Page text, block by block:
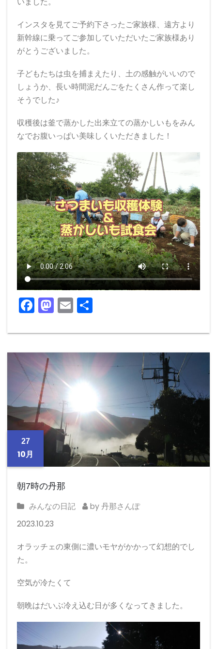
インスタを見てご予約下さったご家族様、遠方より
新幹線に乗ってご参加していただいたご家族様あり
がとうございました。
子どもたちは虫を捕まえたり、土の感触がいいので
しょうか、長い時間泥だんごをたくさん作って楽し
そうでした♪
収穫後は釜で蒸かした出来立ての蒸かしいもをみん
なでお腹いっぱい美味しくいただきました！
F
a
c
e
b
o
o
k
M
a
st
o
d
o
n
E
m
ai
l
27
10月
朝7時の丹那
みんなの日記
by 丹那さんぽ
2023.10.23
オラッチェの東側に濃いモヤがかかって幻想的でし
た。
空気が冷たくて
朝晩はだいぶ冷え込む日が多くなってきました。